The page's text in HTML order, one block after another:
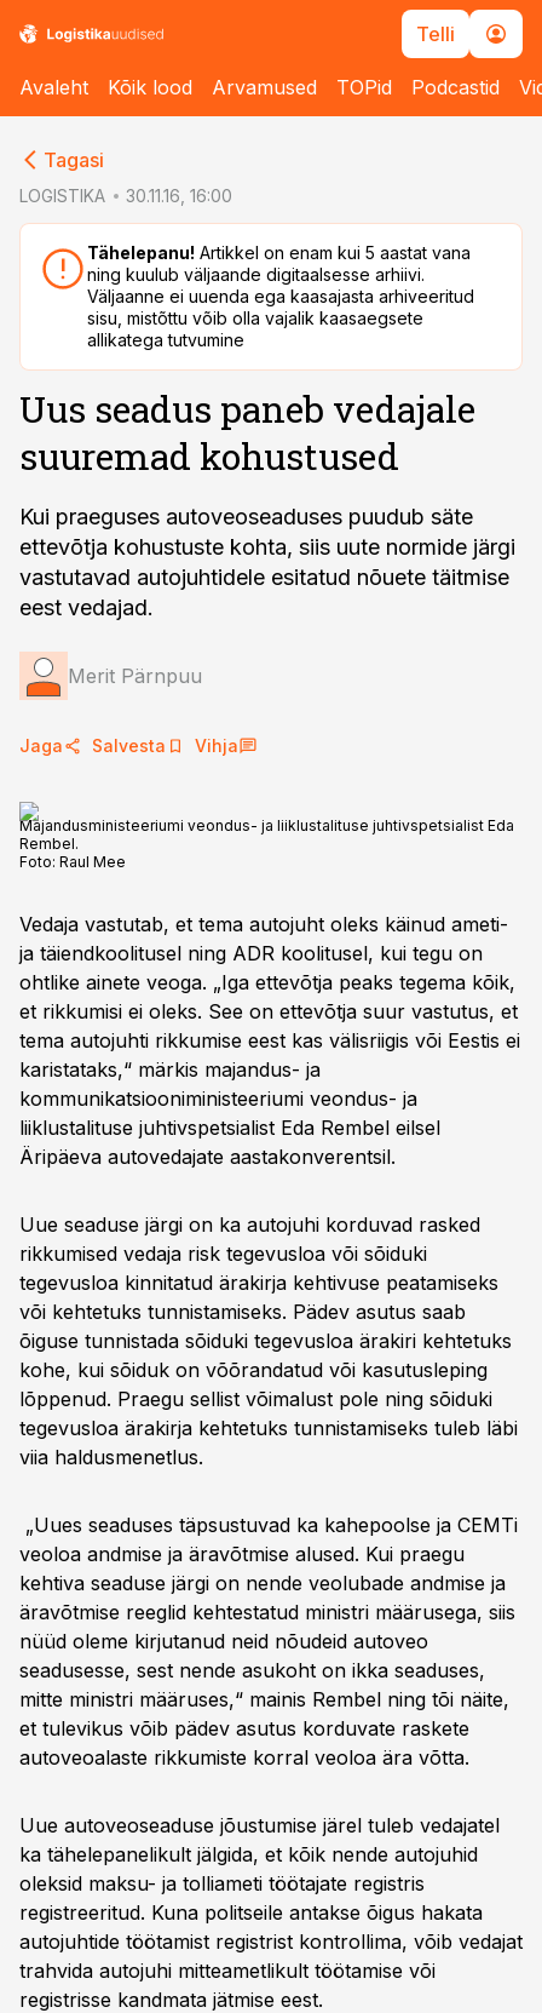
Telli
Avaleht Kõik lood Arvamused TOPid Podcastid
Tagasi
LOGISTIKA 30.11.16, 16:00
Tähelepanu! Artikkel on enam kui 5 aastat vana
ning kuulub väljaande digitaalsesse arhiivi.
Väljaanne ei uuenda ega kaasajasta arhiveeritud
sisu, mistõttu võib olla vajalik kaasaegsete
allikatega tutvumine
Uus seadus paneb vedajale
suuremad kohustused
Kui praeguses autoveoseaduses puudub säte
ettevõtja kohustuste kohta, siis uute normide järgi
vastutavad autojuhtidele esitatud nõuete täitmise
eest vedajad.
Merit Pärnpuu
Jaga Salvesta Vihja
Majandusministeeriumi veondus- ja liiklustalituse juhtivspetsialist Eda
Rembel.
Foto: Raul Mee
Vedaja vastutab, et tema autojuht oleks käinud ameti-
ja täiendkoolitusel ning ADR koolitusel, kui tegu on
ohtlike ainete veoga. „Iga ettevõtja peaks tegema kõik,
et rikkumisi ei oleks. See on ettevõtja suur vastutus, et
tema autojuhti rikkumise eest kas välisriigis või Eestis ei
karistataks,“ märkis majandus- ja
kommunikatsiooniministeeriumi veondus- ja
liiklustalituse juhtivspetsialist Eda Rembel eilsel
Äripäeva autovedajate aastakonverentsil.
Uue seaduse järgi on ka autojuhi korduvad rasked
rikkumised vedaja risk tegevusloa või sõiduki
tegevusloa kinnitatud ärakirja kehtivuse peatamiseks
või kehtetuks tunnistamiseks. Pädev asutus saab
õiguse tunnistada sõiduki tegevusloa ärakiri kehtetuks
kohe, kui sõiduk on võõrandatud või kasutusleping
lõppenud. Praegu sellist võimalust pole ning sõiduki
tegevusloa ärakirja kehtetuks tunnistamiseks tuleb läbi
viia haldusmenetlus.
„Uues seaduses täpsustuvad ka kahepoolse ja CEMTi
veoloa andmise ja äravõtmise alused. Kui praegu
kehtiva seaduse järgi on nende veolubade andmise ja
äravõtmise reeglid kehtestatud ministri määrusega, siis
nüüd oleme kirjutanud neid nõudeid autoveo
seadusesse, sest nende asukoht on ikka seaduses,
mitte ministri määruses,“ mainis Rembel ning tõi näite,
et tulevikus võib pädev asutus korduvate raskete
autoveoalaste rikkumiste korral veoloa ära võtta.
Uue autoveoseaduse jõustumise järel tuleb vedajatel
ka tähelepanelikult jälgida, et kõik nende autojuhid
oleksid maksu- ja tolliameti töötajate registris
registreeritud. Kuna politseile antakse õigus hakata
autojuhtide töötamist registrist kontrollima, võib vedajat
trahvida autojuhi mitteametlikult töötamise või
registrisse kandmata jätmise eest.